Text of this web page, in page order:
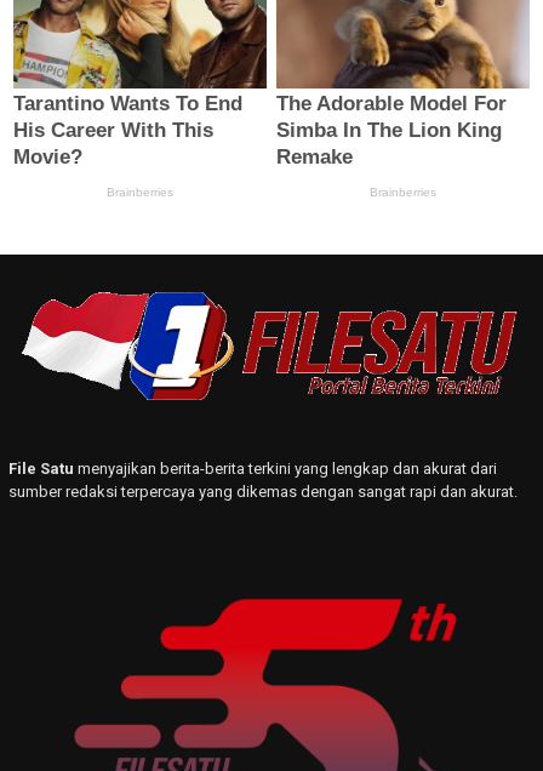
File Satu menyajikan berita-berita terkini yang lengkap dan akurat dari
sumber redaksi terpercaya yang dikemas dengan sangat rapi dan akurat.